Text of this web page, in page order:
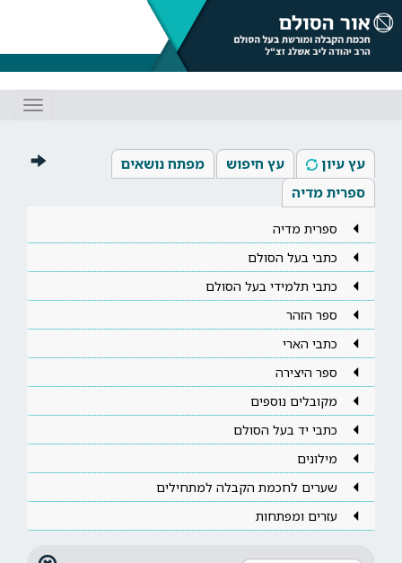
עץ עיון עץ חיפוש
מפתח נושאים
ספרית מדיה
ספרית מדיה
כתבי בעל הסולם
כתבי תלמידי בעל הסולם
ספר הזהר
כתבי הארי
ספר היצירה
מקובלים נוספים
כתבי יד בעל הסולם
מילונים
שערים לחכמת הקבלה למתחילים
עזרים ומפתחות